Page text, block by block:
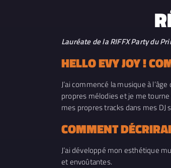
Lauréate de la RIFFX Party du
HELLO EVY JOY !
J’ai commencé la musique à
propres mélodies et je me
mes propres tracks dans mes DJ
COMMENT
J’ai développé mon esthétique
et envoûtantes.